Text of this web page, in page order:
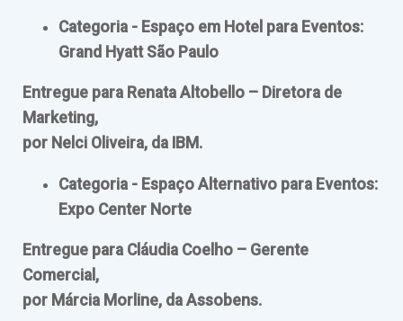
Categoria - Espaço em Hotel para Eventos:
Grand Hyatt São Paulo
Entregue para Renata Altobello – Diretora de
Marketing,
por Nelci Oliveira, da IBM.
Categoria - Espaço Alternativo para Eventos:
Expo Center Norte
Entregue para Cláudia Coelho – Gerente
Comercial,
por Márcia Morline, da Assobens.